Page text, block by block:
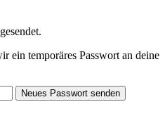
ein temporäres Passwort an deine
Neues Passwort senden